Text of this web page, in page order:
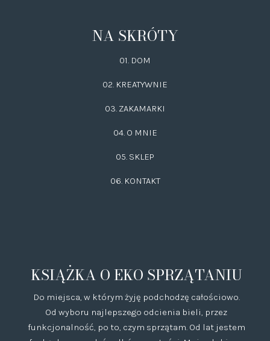
NA SKRÓTY
01. DOM
02. KREATYWNIE
03. ZAKAMARKI
04. O MNIE
05. SKLEP
06. KONTAKT
KSIĄŻKA O EKO SPRZĄTANIU
Do miejsca, w którym żyję podchodzę całościowo.
Od wyboru najlepszego odcienia bieli, przez
funkcjonalność, po to, czym sprzątam. Od lat jestem